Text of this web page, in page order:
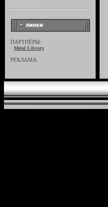
ПАРТНЁРЫ:
· Metal Library
РЕКЛАМА:
·